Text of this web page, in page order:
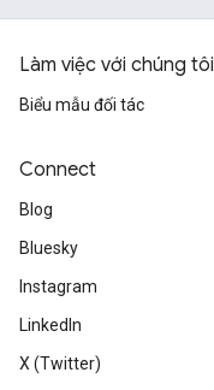
Làm việc với chúng tôi
Biểu mẫu đối tác
Connect
Blog
Bluesky
Instagram
LinkedIn
X (Twitter)